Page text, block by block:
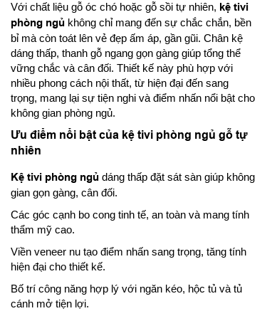
Với chất liệu gỗ óc chó hoặc gỗ sồi tự nhiên, kệ tivi
phòng ngủ không chỉ mang đến sự chắc chắn, bền
bỉ mà còn toát lên vẻ đẹp ấm áp, gần gũi. Chân kệ
dáng thấp, thanh gỗ ngang gọn gàng giúp tổng thể
vững chắc và cân đối. Thiết kế này phù hợp với
nhiều phong cách nội thất, từ hiện đại đến sang
trọng, mang lại sự tiện nghi và điểm nhấn nổi bật cho
không gian phòng ngủ.
Ưu điểm nổi bật của kệ tivi phòng ngủ gỗ tự
nhiên
Kệ tivi phòng ngủ dáng thấp đặt sát sàn giúp không
gian gọn gàng, cân đối.
Các góc cạnh bo cong tinh tế, an toàn và mang tính
thẩm mỹ cao.
Viền veneer nu tạo điểm nhấn sang trọng, tăng tính
hiện đại cho thiết kế.
Bố trí công năng hợp lý với ngăn kéo, hộc tủ và tủ
cánh mở tiện lợi.